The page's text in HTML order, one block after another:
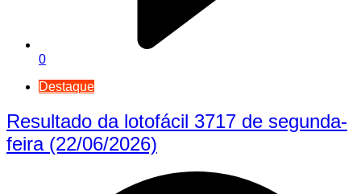
0
Destaque
Resultado da lotofácil 3717 de segunda-
feira (22/06/2026)